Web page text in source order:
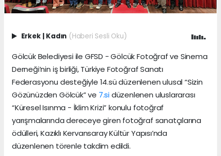
Erkek | Kadın (Haberi Sesli Oku)
Gölcük Belediyesi ile GFSD - Gölcük Fotoğraf ve Sinema
Derneği’nin iş birliği, Türkiye Fotoğraf Sanatı
Federasyonu desteğiyle 14.sü düzenlenen ulusal “Sizin
Gözünüzden Gölcük” ve 7.sidüzenlenen uluslararası
“Küresel Isınma - İklim Krizi” konulu fotoğraf
yarışmalarında dereceye giren fotoğraf sanatçılarına
ödülleri, Kazıklı Kervansaray Kültür Yapısı’nda
düzenlenen törenle takdim edildi.